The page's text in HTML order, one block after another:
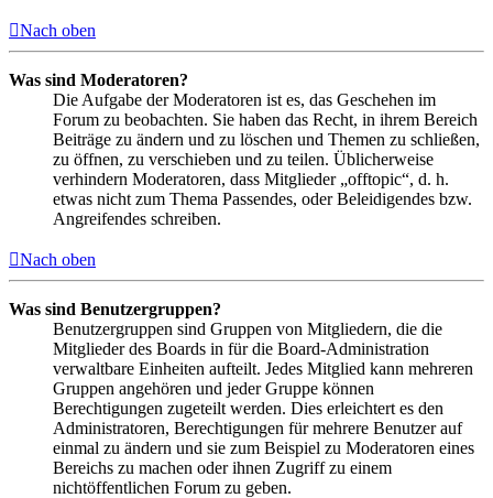
Nach oben
Was sind Moderatoren?
Die Aufgabe der Moderatoren ist es, das Geschehen im
Forum zu beobachten. Sie haben das Recht, in ihrem Bereich
Beiträge zu ändern und zu löschen und Themen zu schließen,
zu öffnen, zu verschieben und zu teilen. Üblicherweise
verhindern Moderatoren, dass Mitglieder „offtopic“, d. h.
etwas nicht zum Thema Passendes, oder Beleidigendes bzw.
Angreifendes schreiben.
Nach oben
Was sind Benutzergruppen?
Benutzergruppen sind Gruppen von Mitgliedern, die die
Mitglieder des Boards in für die Board-Administration
verwaltbare Einheiten aufteilt. Jedes Mitglied kann mehreren
Gruppen angehören und jeder Gruppe können
Berechtigungen zugeteilt werden. Dies erleichtert es den
Administratoren, Berechtigungen für mehrere Benutzer auf
einmal zu ändern und sie zum Beispiel zu Moderatoren eines
Bereichs zu machen oder ihnen Zugriff zu einem
nichtöffentlichen Forum zu geben.